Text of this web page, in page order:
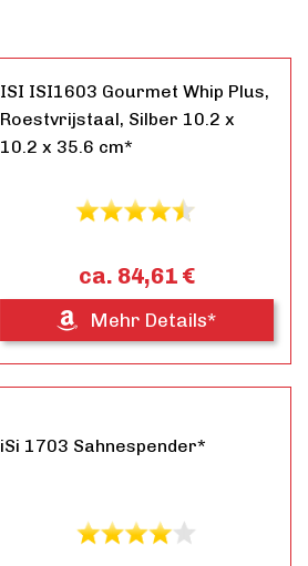
ISI ISI1603 Gourmet Whip Plus,
Roestvrijstaal, Silber 10.2 x
10.2 x 35.6 cm*
ca. 84,61 €
Mehr Details*
iSi 1703 Sahnespender*